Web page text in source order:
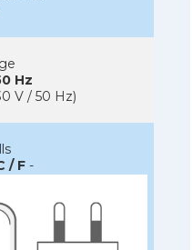
Hz
V / 50 Hz)
/ F -